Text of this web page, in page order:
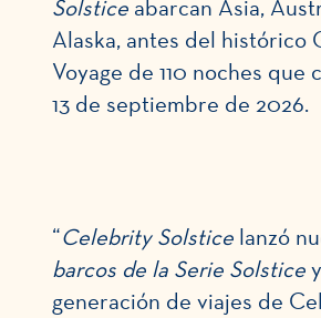
Solstice abarcan Asia,
Alaska, antes del histórico
Voyage de 110 noches que
13 de septiembre de 2026.
“Celebrity Solstice lanzó
barcos de la Serie Solstice
generación de viajes de